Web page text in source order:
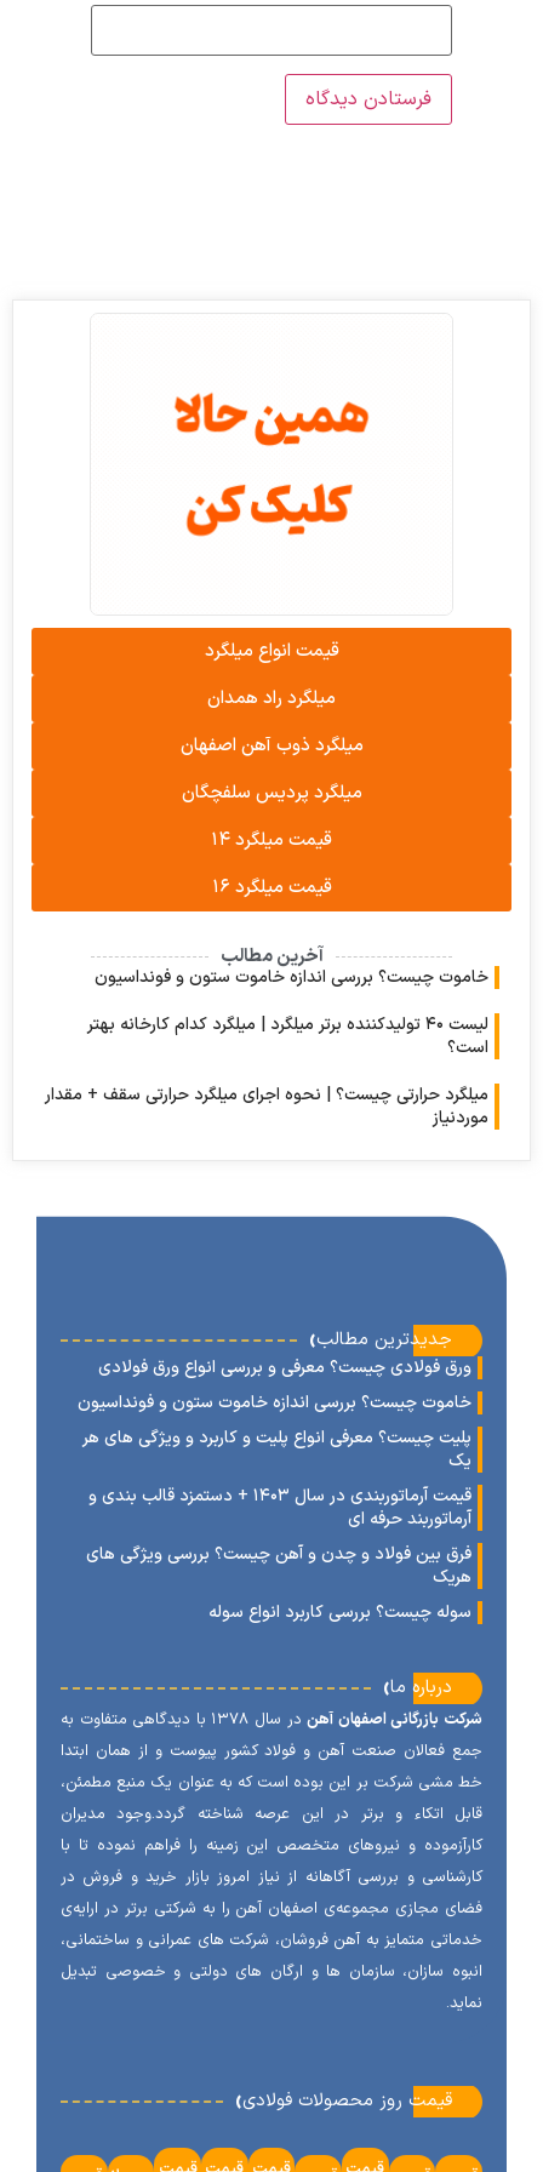
قیمت انواع میلگرد
میلگرد راد همدان
میلگرد ذوب آهن اصفهان
میلگرد پردیس سلفچگان
قیمت میلگرد ۱۴
قیمت میلگرد ۱۶
آخرین مطالب
چیست؟ بررسی اندازه خاموت ستون و فونداسیون
لیست ۴۰ تولیدکننده برتر میلگرد | میلگرد کدام کارخانه بهتر
حرارتی چیست؟ | نحوه اجرای میلگرد حرارتی سقف + مقدار
‹جدیدترین مطالب
فولادی چیست؟ معرفی و بررسی انواع ورق فولادی
چیست؟ بررسی اندازه خاموت ستون و فونداسیون
چیست؟ معرفی انواع پلیت و کاربرد و ویژگی های هر
قیمت آرماتوربندی در سال ۱۴۰۳ + دستمزد قالب بندی و
حرفه ای
بین فولاد و چدن و آهن چیست؟ بررسی ویژگی های
چیست؟ بررسی کاربرد انواع سوله
درباره ما
بازرگانی اصفهان آهن
در سال ۱۳۷۸ با دیدگاهی متفاوت به
فعالان صنعت آهن و فولاد کشور پیوست و از همان ابتدا
مشی شرکت بر این بوده است که به عنوان یک منبع مطمئن،
اتکاء و برتر در این عرصه شناخته گردد.وجود مدیران
و نیروهای متخصص این زمینه را فراهم نموده تا با
و بررسی آگاهانه از نیاز امروز بازار خرید و فروش در
مجازی مجموعه‌ی اصفهان آهن را به شرکتی برتر در ارایه‌ی
متمایز به آهن فروشان، شرکت های عمرانی و ساختمانی،
سازان، سازمان ها و ارگان های دولتی و خصوصی تبدیل
‹قیمت روز محصولات فولادی